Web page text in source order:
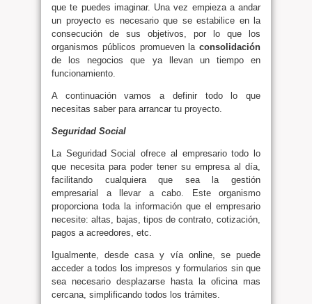
que te puedes imaginar. Una vez empieza a andar
un proyecto es necesario que se estabilice en la
consecución de sus objetivos, por lo que los
organismos públicos promueven la consolidación
de los negocios que ya llevan un tiempo en
funcionamiento.
A continuación vamos a definir todo lo que
necesitas saber para arrancar tu proyecto.
Seguridad Social
La Seguridad Social ofrece al empresario todo lo
que necesita para poder tener su empresa al día,
facilitando cualquiera que sea la gestión
empresarial a llevar a cabo. Este organismo
proporciona toda la información que el empresario
necesite: altas, bajas, tipos de contrato, cotización,
pagos a acreedores, etc.
Igualmente, desde casa y vía online, se puede
acceder a todos los impresos y formularios sin que
sea necesario desplazarse hasta la oficina mas
cercana, simplificando todos los trámites.